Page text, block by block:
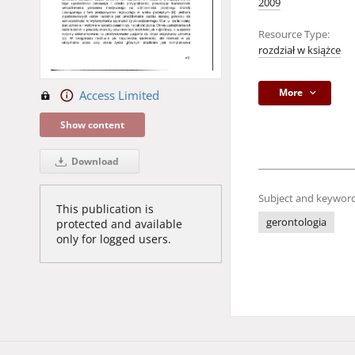
Access Limited
Show content
Download
This publication is
protected and available
only for logged users.
2009
Resource Type:
rozdział w książce
More
Subject and
gerontologia